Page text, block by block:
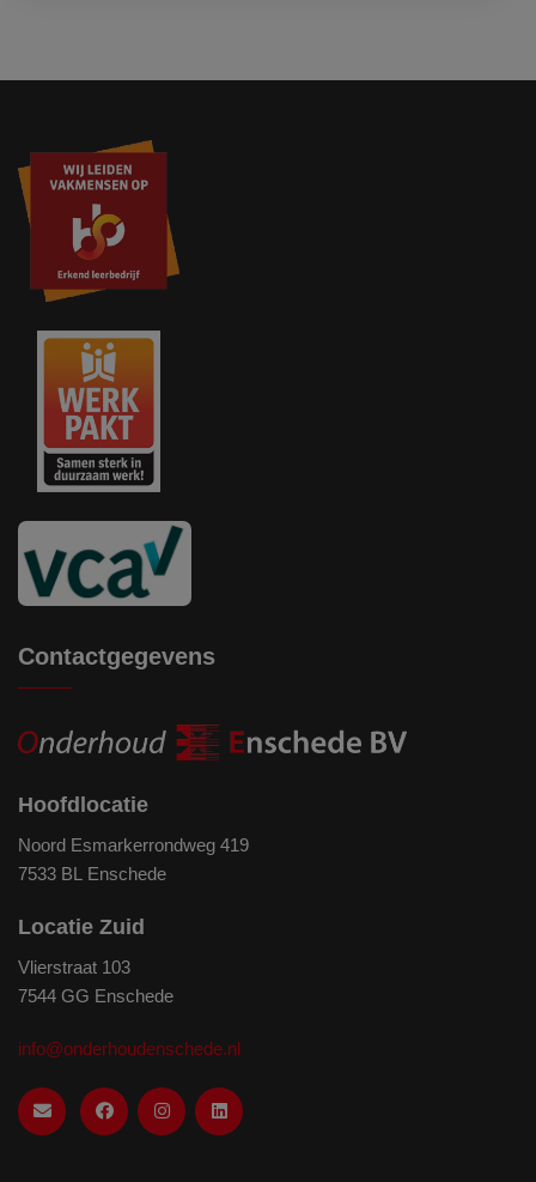
Contactgegevens
Hoofdlocatie
Noord Esmarkerrondweg 419
7533 BL Enschede
Locatie Zuid
Vlierstraat 103
7544 GG Enschede
info@onderhoudenschede.nl